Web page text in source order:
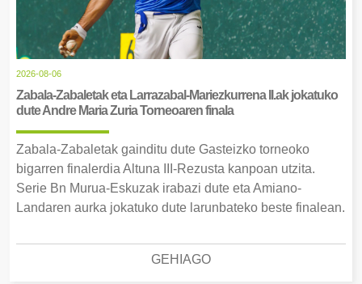
2026-08-06
Zabala-Zabaletak eta Larrazabal-Mariezkurrena II.ak jokatuko
dute Andre Maria Zuria Torneoaren finala
Zabala-Zabaletak gainditu dute Gasteizko torneoko
bigarren finalerdia Altuna III-Rezusta kanpoan utzita.
Serie Bn Murua-Eskuzak irabazi dute eta Amiano-
Landaren aurka jokatuko dute larunbateko beste finalean.
GEHIAGO